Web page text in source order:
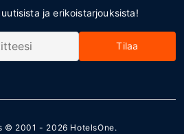
ja erikoistarjouksista!
Tilaa
© 2001 - 2026 HotelsOne.